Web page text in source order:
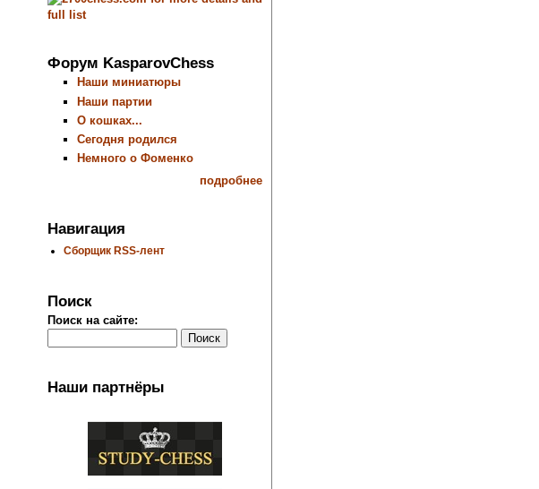
Форум KasparovChess
Наши миниатюры
Наши партии
О кошках...
Сегодня родился
Немного о Фоменко
подробнее
Навигация
Сборщик RSS-лент
Поиск
Поиск на сайте:
Наши партнёры